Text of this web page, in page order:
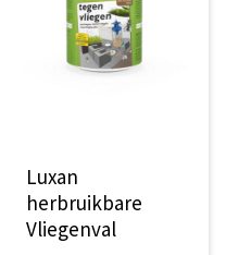
Luxan
herbruikbare
Vliegenval